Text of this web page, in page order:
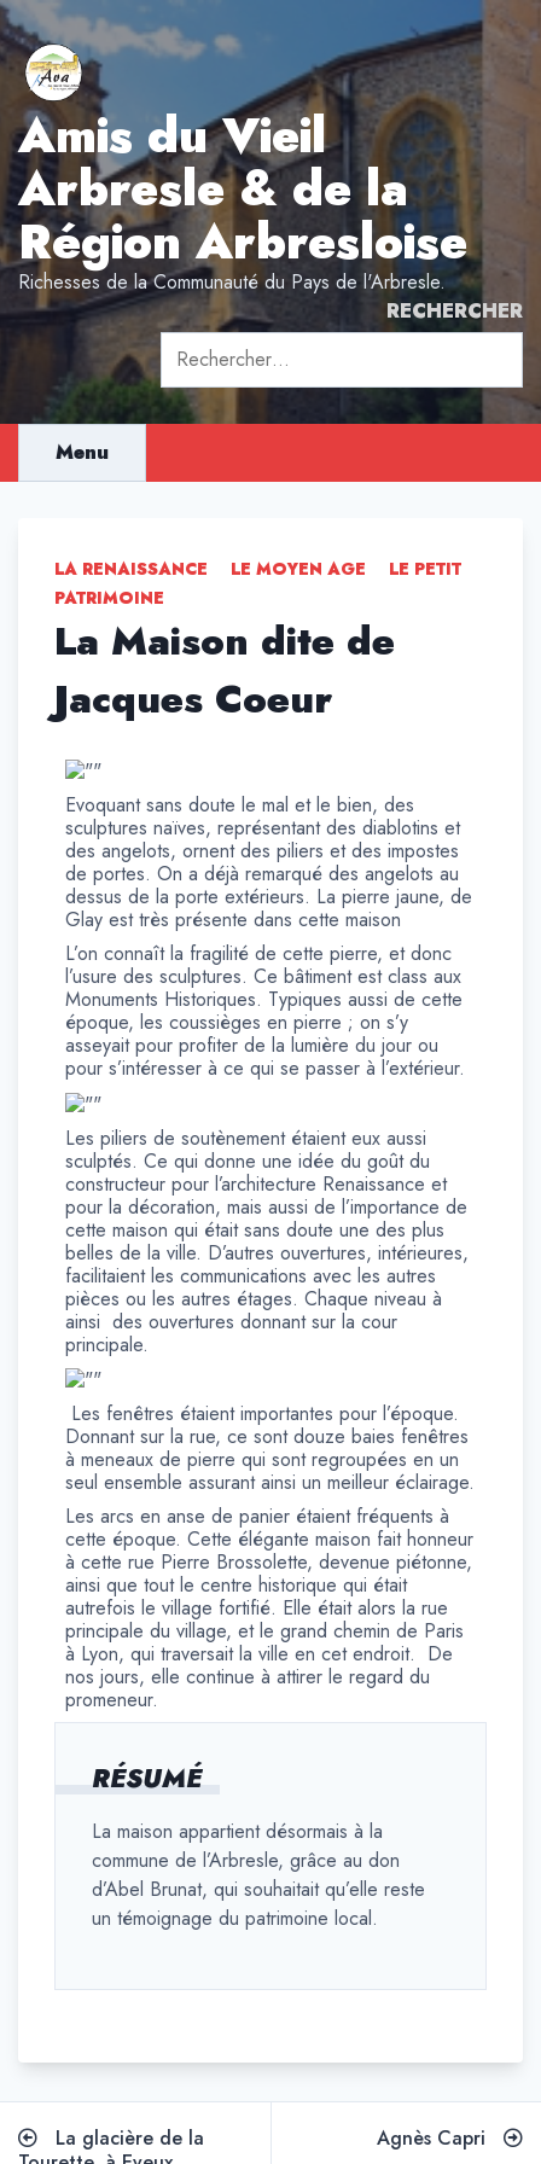
Aller
au
contenu
Amis du Vieil
Arbresle & de la
Région Arbresloise
Richesses de la Communauté du Pays de l'Arbresle.
RECHERCHER
Rechercher :
Menu
LA RENAISSANCE LE MOYEN AGE
LE PETIT
PATRIMOINE
La Maison dite de
Jacques Coeur
RÉSUMÉ
La maison appartient désormais à la
commune de l’Arbresle, grâce au don
d’Abel Brunat, qui souhaitait qu’elle reste
un témoignage du patrimoine local.
Evoquant sans doute le mal et le bien, des
sculptures naïves, représentant des diablotins et
des angelots, ornent des piliers et des impostes
de portes. On a déjà remarqué des angelots au
dessus de la porte extérieurs. La pierre jaune, de
Glay est très présente dans cette maison
L’on connaît la fragilité de cette pierre, et donc
l’usure des sculptures. Ce bâtiment est class aux
Monuments Historiques. Typiques aussi de cette
époque, les coussièges en pierre ; on s’y
asseyait pour profiter de la lumière du jour ou
pour s’intéresser à ce qui se passer à l’extérieur.
Les piliers de soutènement étaient eux aussi
sculptés. Ce qui donne une idée du goût du
constructeur pour l’architecture Renaissance et
pour la décoration, mais aussi de l’importance de
cette maison qui était sans doute une des plus
belles de la ville. D’autres ouvertures, intérieures,
facilitaient les communications avec les autres
pièces ou les autres étages. Chaque niveau à
ainsi des ouvertures donnant sur la cour
principale.
Les fenêtres étaient importantes pour l’époque.
Donnant sur la rue, ce sont douze baies fenêtres
à meneaux de pierre qui sont regroupées en un
seul ensemble assurant ainsi un meilleur éclairage.
Les arcs en anse de panier étaient fréquents à
cette époque. Cette élégante maison fait honneur
à cette rue Pierre Brossolette, devenue piétonne,
ainsi que tout le centre historique qui était
autrefois le village fortifié. Elle était alors la rue
principale du village, et le grand chemin de Paris
à Lyon, qui traversait la ville en cet endroit. De
nos jours, elle continue à attirer le regard du
promeneur.
Navigation
La glacière de la
Agnès Capri